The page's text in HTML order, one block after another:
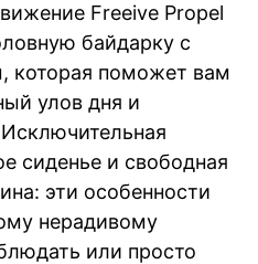
Freeive Propel
байдарку с
которая поможет вам
улов дня и
сиденье и свободная
эти особенности
нерадивому
или просто